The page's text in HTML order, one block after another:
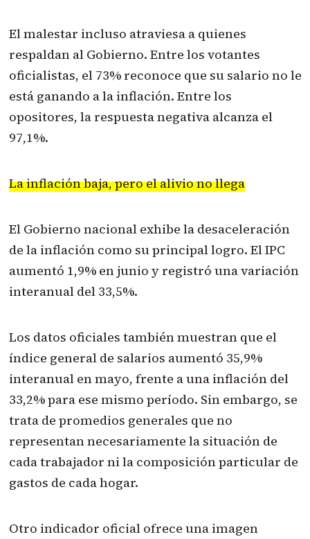
El malestar incluso atraviesa a quienes
respaldan al Gobierno. Entre los votantes
oficialistas, el 73% reconoce que su salario no le
está ganando a la inflación. Entre los
opositores, la respuesta negativa alcanza el
97,1%.
La inflación baja, pero el alivio no llega
El Gobierno nacional exhibe la desaceleración
de la inflación como su principal logro. El IPC
aumentó 1,9% en junio y registró una variación
interanual del 33,5%.
Los datos oficiales también muestran que el
índice general de salarios aumentó 35,9%
interanual en mayo, frente a una inflación del
33,2% para ese mismo período. Sin embargo, se
trata de promedios generales que no
representan necesariamente la situación de
cada trabajador ni la composición particular de
gastos de cada hogar.
Otro indicador oficial ofrece una imagen